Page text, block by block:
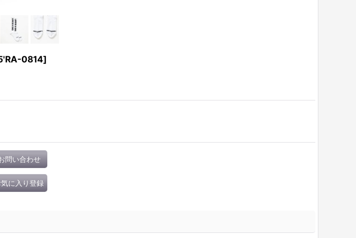
0814]
問い合わせ
気に入り登録